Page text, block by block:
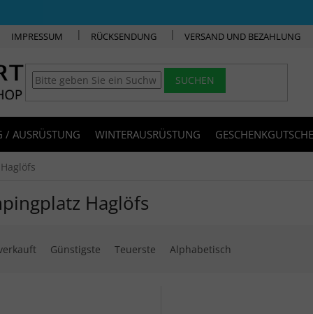
IMPRESSUM RÜCKSENDUNG VERSAND UND BEZAHLUNG
SUCHEN
/ AUSRÜSTUNG WINTERAUSRÜSTUNG
Haglöfs
Günstigste Teuerste Alphabetisch